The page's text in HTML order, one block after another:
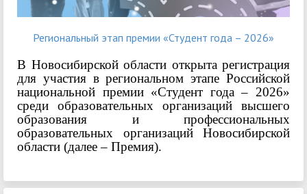
Региональный этап премии «Студент года – 2026»
В Новосибирской области открыта регистрация
для участия в региональном этапе Российской
национальной премии «Студент года – 2026»
среди образовательных организаций высшего
образования и профессиональных
образовательных организаций Новосибирской
области (далее – Премия).